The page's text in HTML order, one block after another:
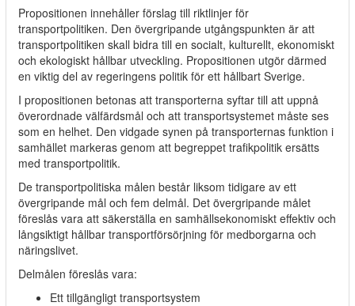
Propositionen innehåller förslag till riktlinjer för
transportpolitiken. Den övergripande utgångspunkten är att
transportpolitiken skall bidra till en socialt, kulturellt, ekonomiskt
och ekologiskt hållbar utveckling. Propositionen utgör därmed
en viktig del av regeringens politik för ett hållbart Sverige.
I propositionen betonas att transporterna syftar till att uppnå
överordnade välfärdsmål och att transportsystemet måste ses
som en helhet. Den vidgade synen på transporternas funktion i
samhället markeras genom att begreppet trafikpolitik ersätts
med transportpolitik.
De transportpolitiska målen består liksom tidigare av ett
övergripande mål och fem delmål. Det övergripande målet
föreslås vara att säkerställa en samhällsekonomiskt effektiv och
långsiktigt hållbar transportförsörjning för medborgarna och
näringslivet.
Delmålen föreslås vara:
Ett tillgängligt transportsystem